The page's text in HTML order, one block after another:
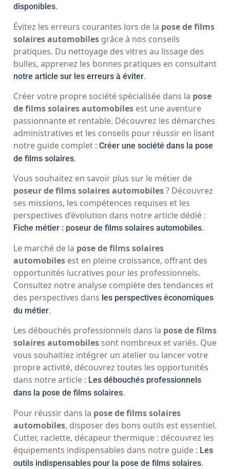
disponibles.
Évitez les erreurs courantes lors de la pose de films
solaires automobiles grâce à nos conseils
pratiques. Du nettoyage des vitres au lissage des
bulles, apprenez les bonnes pratiques en consultant
notre article sur les erreurs à éviter.
Créer votre propre société spécialisée dans la pose
de films solaires automobiles est une aventure
passionnante et rentable. Découvrez les démarches
administratives et les conseils pour réussir en lisant
notre guide complet : Créer une société dans la pose
de films solaires.
Vous souhaitez en savoir plus sur le métier de
poseur de films solaires automobiles? Découvrez
ses missions, les compétences requises et les
perspectives d’évolution dans notre article dédié :
Fiche métier : poseur de films solaires automobiles.
Le marché de la pose de films solaires
automobiles est en pleine croissance, offrant des
opportunités lucratives pour les professionnels.
Consultez notre analyse complète des tendances et
des perspectives dans les perspectives économiques
du métier.
Les débouchés professionnels dans la pose de films
solaires automobiles sont nombreux et variés. Que
vous souhaitiez intégrer un atelier ou lancer votre
propre activité, découvrez toutes les opportunités
dans notre article : Les débouchés professionnels
dans la pose de films solaires.
Pour réussir dans la pose de films solaires
automobiles, disposer des bons outils est essentiel.
Cutter, raclette, décapeur thermique : découvrez les
équipements indispensables dans notre guide : Les
outils indispensables pour la pose de films solaires.